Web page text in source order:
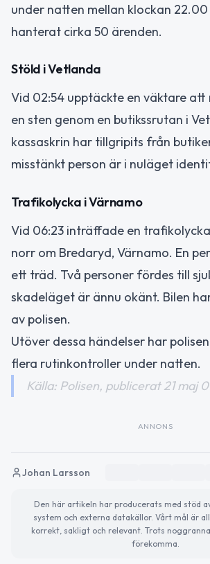
under natten mellan klockan
hanterat cirka 50 ärenden.
Stöld i Vetlanda
Vid 02:54 upptäckte en väktare
en sten genom en butikssrutan i
kassaskrin har tillgripits från
misstänkt person är i nuläget
Trafikolycka i Värnamo
Vid 06:23 inträffade en trafikolycka
norr om Bredaryd, Värnamo. En
ett träd. Två personer fördes till
skadeläget är ännu okänt. Bilen
av polisen.
Utöver dessa händelser har
flera rutinkontroller under natten.
Källa: Polisen, publicerat 21 maj
ANNONS
Johan Larsson
Den här artikeln har producerats med stöd
system och externa datakällor. Vårt mål är
korrekt, sakligt och relevant. Trots
förekomma.